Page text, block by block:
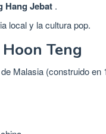
Hang Jebat .
local y la cultura pop.
Teng
Malasia (construido en